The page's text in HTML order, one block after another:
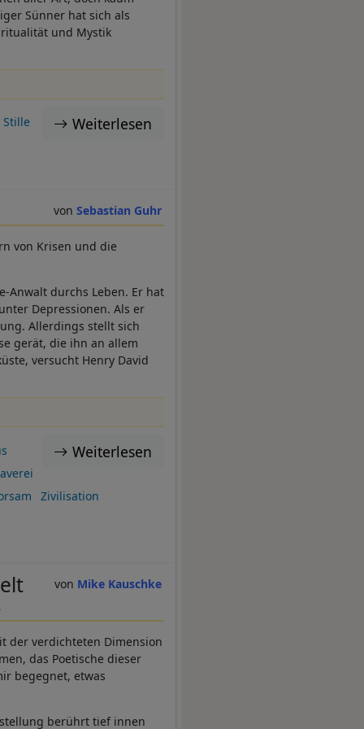
Sünner hat sich als
und Mystik
Weiterlesen
Stille
Sebastian Guhr
von Krisen und die
Anwalt durchs Leben. Er hat
Depressionen. Als er
Allerdings stellt sich
gerät, die ihn an allem
versucht Henry David
Weiterlesen
Zivilisation
Mike Kauschke
der verdichteten Dimension
das Poetische dieser
begegnet, etwas
berührt tief innen